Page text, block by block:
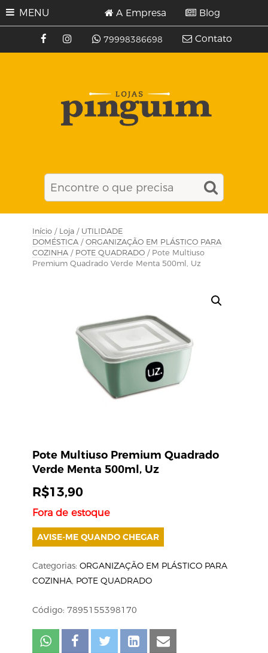
MENU
79998386698
A Empresa Blog
Contato
Início / Loja / UTILIDADE
DOMÉSTICA / ORGANIZAÇÃO EM PLÁSTICO PARA
COZINHA / POTE QUADRADO / Pote Multiuso
Premium Quadrado Verde Menta 500ml, Uz
Pote Multiuso Premium Quadrado
Verde Menta 500ml, Uz
R$13,90
Fora de estoque
AVISE-ME QUANDO CHEGAR
Categorias: ORGANIZAÇÃO EM PLÁSTICO PARA
COZINHA, POTE QUADRADO
Código: 7895155398170